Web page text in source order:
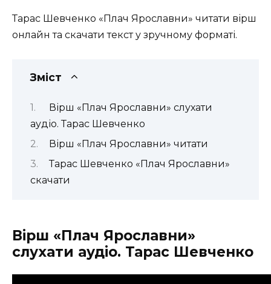
Тарас Шевченко «Плач Ярославни» читати вірш
онлайн та скачати текст у зручному форматі.
Зміст
Вірш «Плач Ярославни» слухати
аудіо. Тарас Шевченко
Вірш «Плач Ярославни» читати
Тарас Шевченко «Плач Ярославни»
скачати
Вірш «Плач Ярославни»
слухати аудіо. Тарас Шевченко